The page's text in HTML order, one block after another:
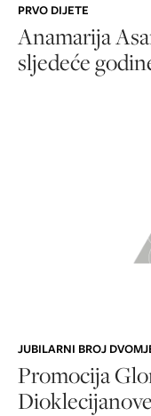
PRVO DIJETE
Anamarija
sljedeće
JUBILARNI BROJ
Promocija